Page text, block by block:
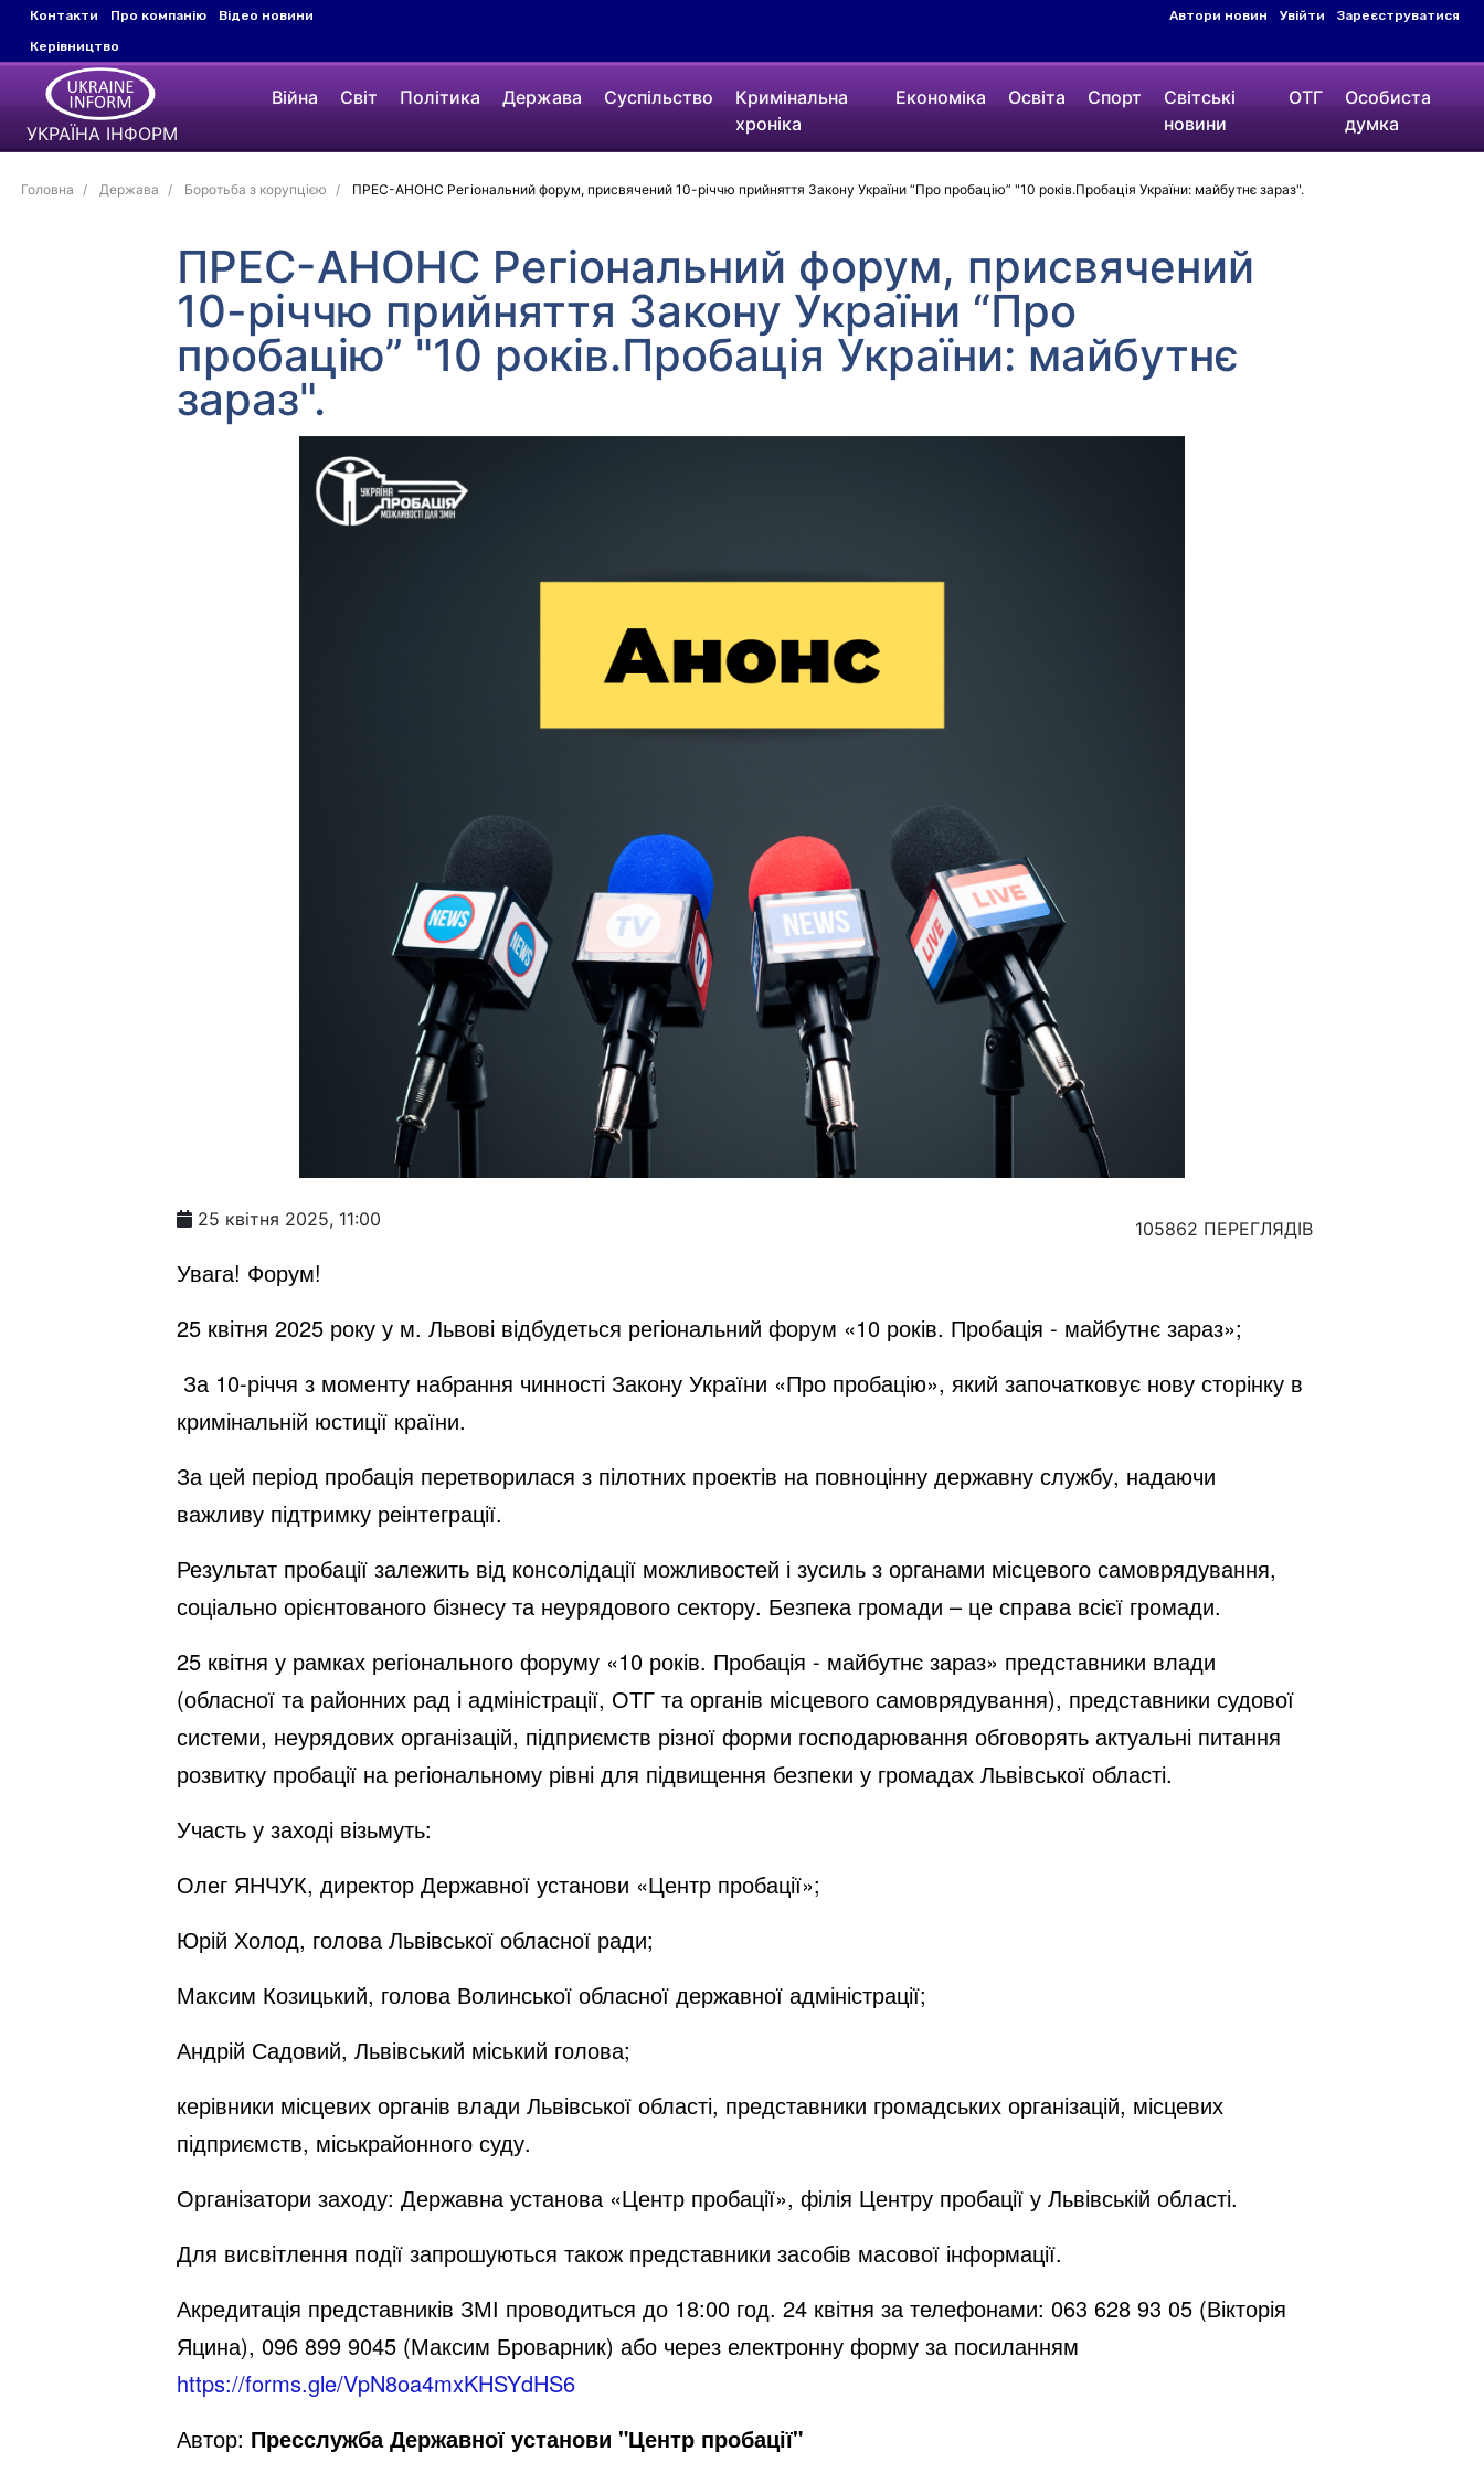
Контакти Про компанію
Відео новини
Керівництво
Автори новин Увійти Зареєструватися
УКРАЇНА ІНФОРМ
Війна Світ Політика Держава Суспільство
Кримінальна
хроніка
Економіка Освіта Спорт
Світські
новини
ОТГ
Особиста
думка
Головна Держава Боротьба з корупцією ПРЕС-АНОНС Регіональний форум, присвячений 10-річчю прийняття Закону України “Про пробацію” "10 років.Пробація України: майбутнє зараз".
ПРЕС-АНОНС Регіональний форум, присвячений
10-річчю прийняття Закону України “Про
пробацію” "10 років.Пробація України: майбутнє
зараз".
25 квітня 2025, 11:00 105862 ПЕРЕГЛЯДІВ
Увага! Форум!
25 квітня 2025року у м. Львовівідбудеться регіональний форум «10 років. Пробація - майбутнє зараз»;
За 10-річчя з моменту набрання чинності Закону України «Про пробацію», який започатковує нову сторінку в
кримінальній юстиції країни.
За цей період пробація перетворилася з пілотних проектів на повноцінну державну службу, надаючи
важливу підтримку реінтеграції.
Результат пробації залежить від консолідації можливостей і зусиль з органами місцевого самоврядування,
соціально орієнтованого бізнесу та неурядового сектору. Безпека громади – це справа всієї громади.
25 квітня у рамках регіонального форуму «10 років. Пробація - майбутнє зараз» представники влади
(обласної та районних рад і адміністрації, ОТГ та органів місцевого самоврядування), представники судової
системи, неурядових організацій, підприємств різної форми господарювання обговорять актуальні питання
розвитку пробації на регіональному рівні для підвищення безпеки у громадах Львівської області.
Участь у заході візьмуть:
Олег ЯНЧУК, директор Державної установи «Центр пробації»;
Юрій Холод, головаЛьвівськоїобласної ради;
Максим Козицький, голова Волинської обласної державної адміністрації;
Андрій Садовий, Львівський міський голова;
керівники місцевих органів влади Львівськоїобласті, представники громадських організацій, місцевих
підприємств, міськрайонного суду.
Організатори заходу: Державна установа «Центр пробації», філія Центру пробації у Львівській області.
Для висвітлення події запрошуються також представники засобів масової інформації.
Акредитація представників ЗМІ проводиться до 18:00 год. 24 квітня за телефонами: 063 628 93 05(Вікторія
Яцина), 096 899 9045(Максим Броварник) або через електронну форму за посиланням
https://forms.gle/VpN8oa4mxKHSYdHS6
Автор: Пресслужба Державної установи "Центр пробації"